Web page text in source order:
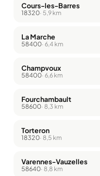
Cours-les-Barres
18320· 5,9 km
La Marche
58400· 6,4 km
Champvoux
58400· 6,6 km
Fourchambault
58600· 8,3 km
Torteron
18320· 8,5 km
Varennes-Vauzelles
58640· 8,8 km